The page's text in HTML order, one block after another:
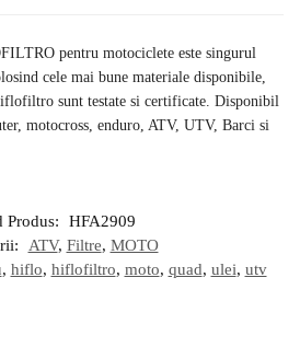
pentru motociclete este singurul
cele mai bune materiale disponibile,
sunt testate si certificate. Disponibil
motocross, enduro, ATV, UTV, Barci si
Produs:
HFA2909
ATV, Filtre, MOTO
, hiflo, hiflofiltro, moto, quad, ulei, utv